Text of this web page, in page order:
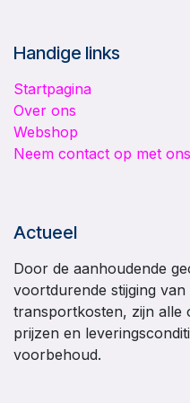
Handige links
Startpagina
Over ons
Webshop
Neem contact op met ons
Actueel
Door de aanhoudende
voortdurende stijging
transportkosten, zijn alle
prijzen en
voorbehoud.